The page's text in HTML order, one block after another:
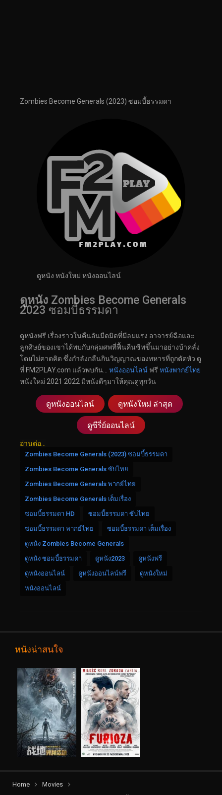
Zombies Become Generals (2023) ซอมบี้ธรรมดา
ดูหนัง หนังใหม่ หนังออนไลน์
ดูหนัง Zombies Become Generals
2023 ซอมบี้ธรรมดา
ดูหนังฟรี เรื่องราวในคืนอันมืดมิดที่มีลมแรง อาจารย์ฉือและ
ลูกศิษย์ของเขาได้พบกับกลุ่มศพที่ฟื้นคืนชีพขึ้นมาอย่างบ้าคลั่ง
โดยไม่คาดคิด ซึ่งกำลังกลืนกินวิญญาณของทหารที่ถูกตัดหัว ดู
ที่ FM2PLAY.com แล้วพบกัน… หนังออนไลน์ ฟรี หนังพากย์ไทย
หนังใหม่ 2021 2022 มีหนังดีๆมาให้คุณดูทุกวัน
ดูหนังออนไลน์ ดูหนังใหม่ ล่าสุด
ดูซีรี่ย์ออนไลน์
อ่านต่อ...
Zombies Become Generals (2023) ซอมบี้ธรรมดา
Zombies Become Generals ซับไทย
Zombies Become Generals พากย์ไทย
Zombies Become Generals เต็มเรื่อง
ซอมบี้ธรรมดา HD
ซอมบี้ธรรมดา ซับไทย
ซอมบี้ธรรมดา พากย์ไทย
ซอมบี้ธรรมดา เต็มเรื่อง
ดูหนัง Zombies Become Generals
ดูหนัง ซอมบี้ธรรมดา
ดูหนัง2023
ดูหนังฟรี
ดูหนังออนไลน์
ดูหนังออนไลน์ฟรี
ดูหนังใหม่
หนังออนไลน์
หนังน่าสนใจ
Home Movies